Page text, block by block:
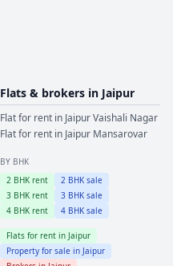
Flats & brokers in Jaipur
Flat for rent in JaipurVaishali Nagar
Flat for rent in Jaipur Mansarovar
BY BHK
2 BHK rent 2 BHK sale
3 BHK rent 3 BHK sale
4 BHK rent 4 BHK sale
Flats for rent in Jaipur
Property for sale in Jaipur